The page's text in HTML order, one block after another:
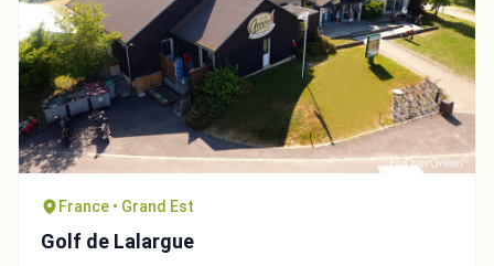
France • Grand Est
Golf de Lalargue